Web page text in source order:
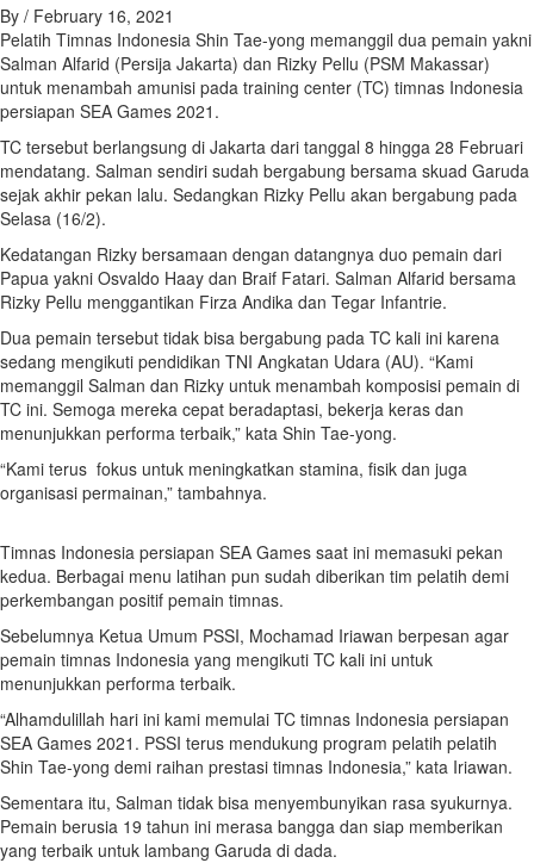
By / February 16, 2021
Pelatih Timnas Indonesia Shin Tae-yong memanggil dua pemain yakni
Salman Alfarid (Persija Jakarta) dan Rizky Pellu (PSM Makassar)
untuk menambah amunisi pada training center (TC) timnas Indonesia
persiapan SEA Games 2021.
TC tersebut berlangsung di Jakarta dari tanggal 8 hingga 28 Februari
mendatang. Salman sendiri sudah bergabung bersama skuad Garuda
sejak akhir pekan lalu. Sedangkan Rizky Pellu akan bergabung pada
Selasa (16/2).
Kedatangan Rizky bersamaan dengan datangnya duo pemain dari
Papua yakni Osvaldo Haay dan Braif Fatari. Salman Alfarid bersama
Rizky Pellu menggantikan Firza Andika dan Tegar Infantrie.
Dua pemain tersebut tidak bisa bergabung pada TC kali ini karena
sedang mengikuti pendidikan TNI Angkatan Udara (AU). “Kami
memanggil Salman dan Rizky untuk menambah komposisi pemain di
TC ini. Semoga mereka cepat beradaptasi, bekerja keras dan
menunjukkan performa terbaik,” kata Shin Tae-yong.
“Kami terus fokus untuk meningkatkan stamina, fisik dan juga
organisasi permainan,” tambahnya.
Timnas Indonesia persiapan SEA Games saat ini memasuki pekan
kedua. Berbagai menu latihan pun sudah diberikan tim pelatih demi
perkembangan positif pemain timnas.
Sebelumnya Ketua Umum PSSI, Mochamad Iriawan berpesan agar
pemain timnas Indonesia yang mengikuti TC kali ini untuk
menunjukkan performa terbaik.
“Alhamdulillah hari ini kami memulai TC timnas Indonesia persiapan
SEA Games 2021. PSSI terus mendukung program pelatih pelatih
Shin Tae-yong demi raihan prestasi timnas Indonesia,” kata Iriawan.
Sementara itu, Salman tidak bisa menyembunyikan rasa syukurnya.
Pemain berusia 19 tahun ini merasa bangga dan siap memberikan
yang terbaik untuk lambang Garuda di dada.